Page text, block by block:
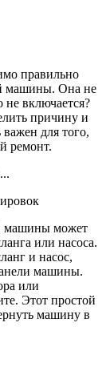
правильно
машины. Она не
не включается?
причину и
для того,
ремонт.
машины может
или насоса.
и насос,
машины.
или
Этот простой
машину в